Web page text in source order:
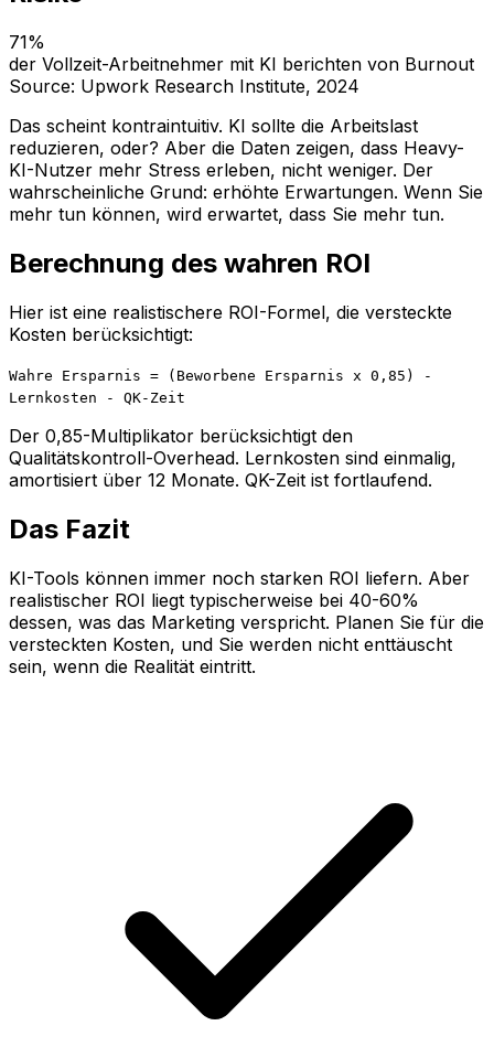
71%
der Vollzeit-Arbeitnehmer mit KI berichten von Burnout
Source: Upwork Research Institute, 2024
Das scheint kontraintuitiv. KI sollte die Arbeitslast
reduzieren, oder? Aber die Daten zeigen, dass Heavy-
KI-Nutzer mehr Stress erleben, nicht weniger. Der
wahrscheinliche Grund: erhöhte Erwartungen. Wenn Sie
mehr tun können, wird erwartet, dass Sie mehr tun.
Berechnung des wahren ROI
Hier ist eine realistischere ROI-Formel, die versteckte
Kosten berücksichtigt:
Wahre Ersparnis = (Beworbene Ersparnis x 0,85) -
Lernkosten - QK-Zeit
Der 0,85-Multiplikator berücksichtigt den
Qualitätskontroll-Overhead. Lernkosten sind einmalig,
amortisiert über 12 Monate. QK-Zeit ist fortlaufend.
Das Fazit
KI-Tools können immer noch starken ROI liefern. Aber
realistischer ROI liegt typischerweise bei 40-60%
dessen, was das Marketing verspricht. Planen Sie für die
versteckten Kosten, und Sie werden nicht enttäuscht
sein, wenn die Realität eintritt.